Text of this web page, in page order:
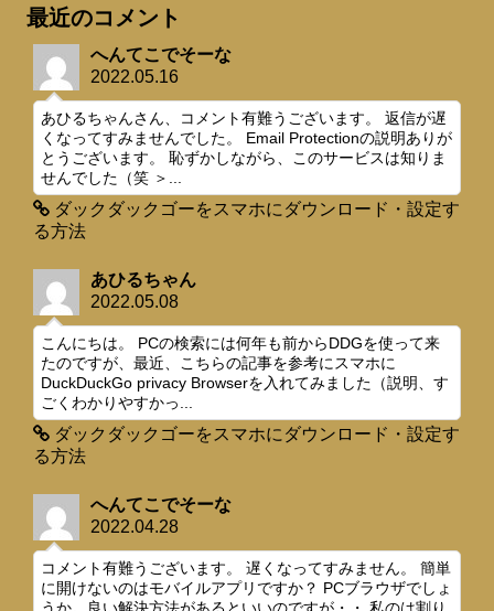
最近のコメント
へんてこでそーな
2022.05.16
あひるちゃんさん、コメント有難うございます。 返信が遅
くなってすみませんでした。 Email Protectionの説明ありが
とうございます。 恥ずかしながら、このサービスは知りま
せんでした（笑 ＞...
ダックダックゴーをスマホにダウンロード・設定す
る方法
あひるちゃん
2022.05.08
こんにちは。 PCの検索には何年も前からDDGを使って来
たのですが、最近、こちらの記事を参考にスマホに
DuckDuckGo privacy Browserを入れてみました（説明、す
ごくわかりやすかっ...
ダックダックゴーをスマホにダウンロード・設定す
る方法
へんてこでそーな
2022.04.28
コメント有難うございます。 遅くなってすみません。 簡単
に開けないのはモバイルアプリですか？ PCブラウザでしょ
うか。良い解決方法があるといいのですが・・ 私のは割り